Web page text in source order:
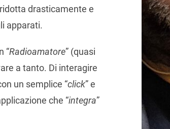
drasticamente e
apparati.
“Radioamatore” (quasi
a tanto. Di interagire
un semplice “click” e
che “integra”